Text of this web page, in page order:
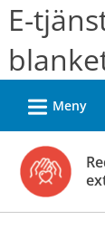
Välkommen
till
e-
tjänster
Flens
kommun
E-
L Meny